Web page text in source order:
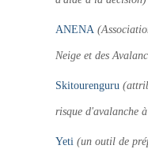
ANENA
Neige et des
Skitourenguru
risque d'avalanche
Yeti (un outil de